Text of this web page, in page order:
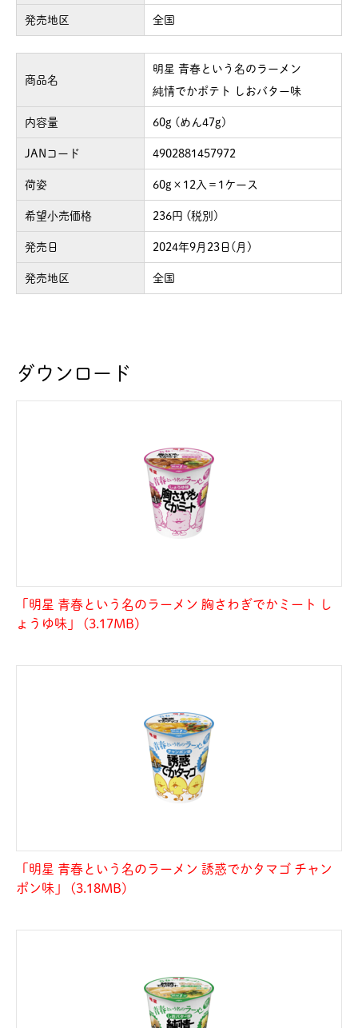
発売地区 全国
商品名
明星 青春という名のラーメン
純情でかポテト しおバター味
内容量 60g (めん47g)
JANコード 4902881457972
荷姿 60g×12入＝1ケース
希望小売価格 236円 (税別)
発売日 2024年9月23日(月)
発売地区 全国
ダウンロード
「明星 青春という名のラーメン 胸さわぎでかミート し
ょうゆ味」 (3.17MB)
「明星 青春という名のラーメン 誘惑でかタマゴ チャン
ポン味」 (3.18MB)